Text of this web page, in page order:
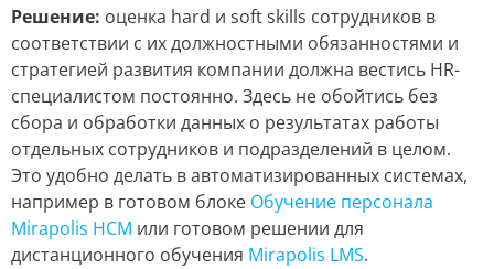
Решение: оценка hard и soft skills сотрудников в
соответствии с их должностными обязанностями и
стратегией развития компании должна вестись HR-
специалистом постоянно. Здесь не обойтись без
сбора и обработки данных о результатах работы
отдельных сотрудников и подразделений в целом.
Это удобно делать в автоматизированных системах,
например в готовом блоке Обучение персонала
Mirapolis HCM или готовом решении для
дистанционного обучения Mirapolis LMS.